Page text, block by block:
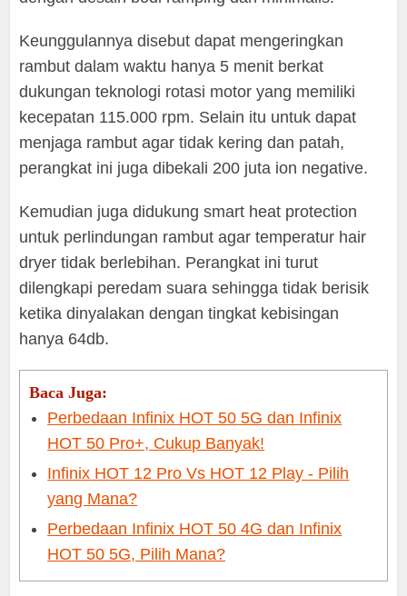
Keunggulannya disebut dapat mengeringkan
rambut dalam waktu hanya 5 menit berkat
dukungan teknologi rotasi motor yang memiliki
kecepatan 115.000 rpm. Selain itu untuk dapat
menjaga rambut agar tidak kering dan patah,
perangkat ini juga dibekali 200 juta ion negative.
Kemudian juga didukung smart heat protection
untuk perlindungan rambut agar temperatur hair
dryer tidak berlebihan. Perangkat ini turut
dilengkapi peredam suara sehingga tidak berisik
ketika dinyalakan dengan tingkat kebisingan
hanya 64db.
Baca Juga:
Perbedaan Infinix HOT 50 5G dan Infinix
HOT 50 Pro+, Cukup Banyak!
Infinix HOT 12 Pro Vs HOT 12 Play - Pilih
yang Mana?
Perbedaan Infinix HOT 50 4G dan Infinix
HOT 50 5G, Pilih Mana?